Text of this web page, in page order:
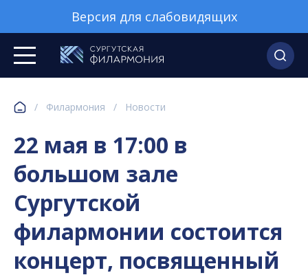
Версия для слабовидящих
/ Филармония / Новости
22 мая в 17:00 в
большом зале
Сургутской
филармонии состоится
концерт, посвященный